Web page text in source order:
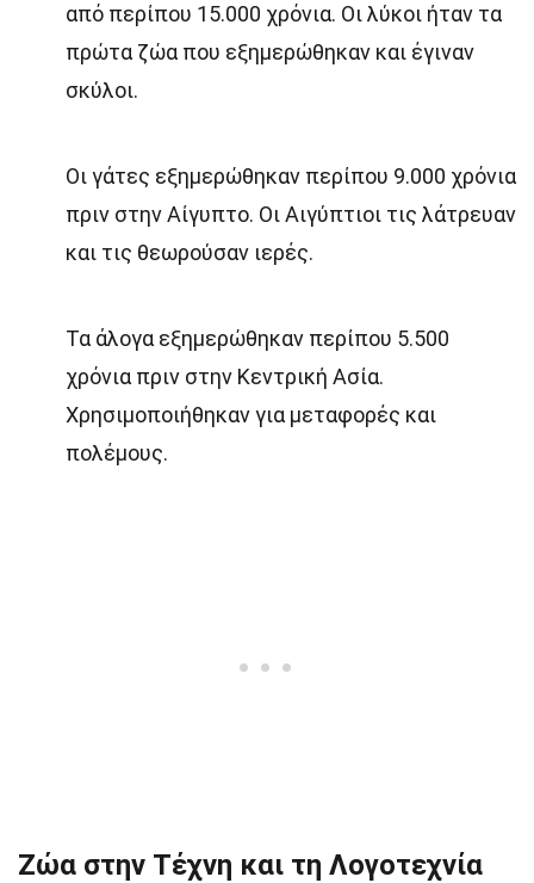
από περίπου 15.000 χρόνια. Οι λύκοι ήταν τα
πρώτα ζώα που εξημερώθηκαν και έγιναν
σκύλοι.
Οι γάτες εξημερώθηκαν περίπου 9.000 χρόνια
πριν στην Αίγυπτο. Οι Αιγύπτιοι τις λάτρευαν
και τις θεωρούσαν ιερές.
Τα άλογα εξημερώθηκαν περίπου 5.500
χρόνια πριν στην Κεντρική Ασία.
Χρησιμοποιήθηκαν για μεταφορές και
πολέμους.
Ζώα στην Τέχνη και τη Λογοτεχνία